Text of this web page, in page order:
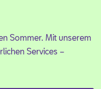
Sommer. Mit unserem
Services –